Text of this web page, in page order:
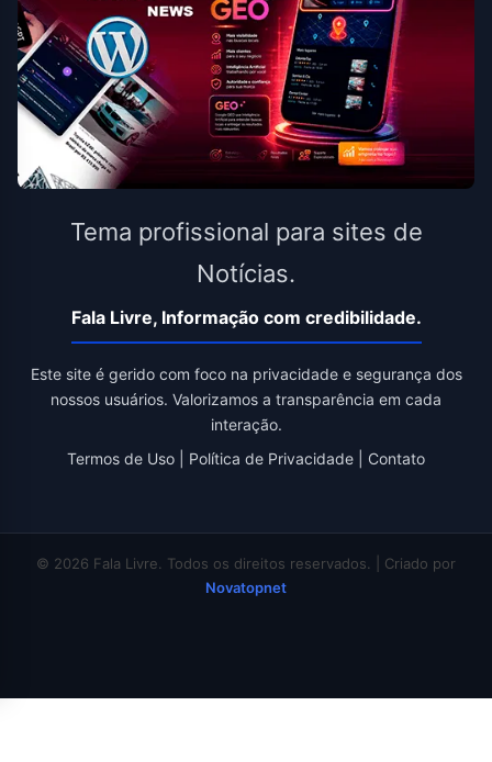
Tema profissional para sites de
Notícias.
Fala Livre, Informação com credibilidade.
Este site é gerido com foco na privacidade e segurança dos
nossos usuários. Valorizamos a transparência em cada
interação.
Termos de Uso
Política de Privacidade Contato
© 2026 Fala Livre. Todos os direitos reservados. | Criado por
Novatopnet